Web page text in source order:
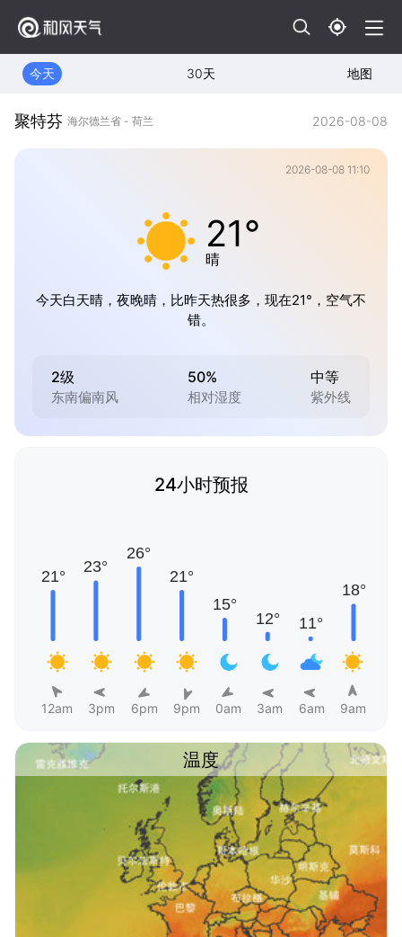
今天 30天 地图
聚特芬 海尔德兰省 - 荷兰 2026-08-08
2026-08-08 11:10
21°
晴
今天白天晴，夜晚晴，比昨天热很多，现在21°，空气不
错。
2级
东南偏南风
50%
相对湿度
中等
紫外线
24小时预报
12am 3pm 6pm 9pm 0am 3am 6am 9am
温度